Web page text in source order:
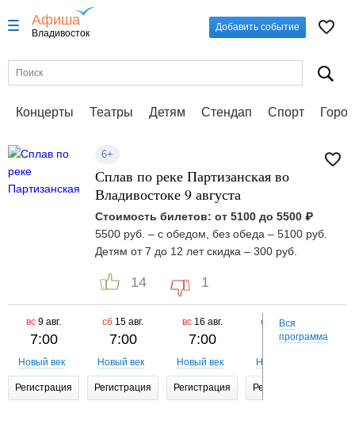
Афиша
Владивосток
Добавить событие
Концерты Театры Детям Стендап Спорт
6+
Сплав по реке Партизанская во
Владивостоке 9 августа
Стоимость билетов: от 5100 до 5500 ₽
5500 руб. – с обедом, без обеда – 5100 руб.
Детям от 7 до 12 лет скидка – 300 руб.
14 1
вс 9 авг.
7:00
Новый век
Регистрация
сб 15 авг.
7:00
Новый век
Регистрация
вс 16 авг.
7:00
Новый век
Регистрация
сб 22 авг.
7:00
Новый век
Регистрация
Вся
программа